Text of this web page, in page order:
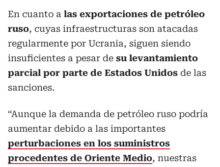
En cuanto a las exportaciones de petróleo
ruso, cuyas infraestructuras son atacadas
regularmente por Ucrania, siguen siendo
insuficientes a pesar de su levantamiento
parcial por parte de Estados Unidos de las
sanciones.
“Aunque la demanda de petróleo ruso podría
aumentar debido a las importantes
perturbaciones en los suministros
procedentes de Oriente Medio, nuestras